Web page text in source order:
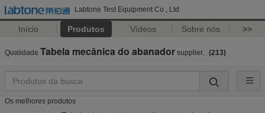
Labtone Test Equipment Co., Ltd
Início Produtos Vídeos Sobre nós >>
Qualidade Tabela mecânica do abanador supplier. (213)
Os melhores produtos